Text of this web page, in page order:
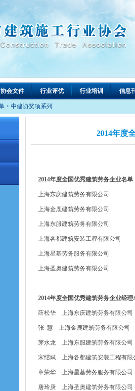
协会文件 行业评优 行业培训 信息
> 中建协奖项系列
2014年度
2014年度全国优秀建筑劳务企业名单
上海东庆建筑劳务有限公司
上海金鹿建筑劳务有限公司
上海东服建筑劳务有限公司
上海各都建筑安装工程有限公司
上海星基劳务服务有限公司
上海圣奥建筑劳务有限公司
2014年度全国优秀建筑劳务企业经理
薛松华 上海东庆建筑劳务有限公司
张 慧 上海金鹿建筑劳务有限公司
茅水龙 上海东服建筑劳务有限公司
宋结斌 上海各都建筑安装工程有限
章荣华 上海星基劳务服务有限公司
唐玲庚 上海圣奥建筑劳务有限公司